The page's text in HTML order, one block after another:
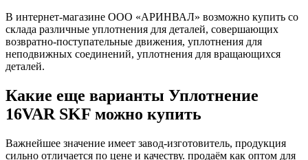
В интернет-магазине ООО «АРИНВАЛ» возможно купить со
склада различные уплотнения для деталей, совершающих
возвратно-поступательные движения, уплотнения для
неподвижных соединений, уплотнения для вращающихся
деталей.
Какие еще варианты Уплотнение
16VAR SKF можно купить
Важнейшее значение имеет завод-изготовитель, продукция
сильно отличается по цене и качеству. продаём как оптом для